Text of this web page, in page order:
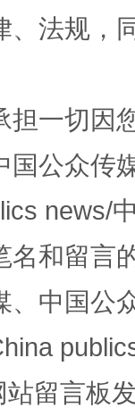
规模
、法规，
担一切因
国公众传
news/
名和留言
、中国公
留言板